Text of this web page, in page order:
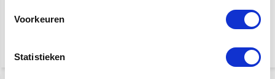
Voorkeuren
Statistieken